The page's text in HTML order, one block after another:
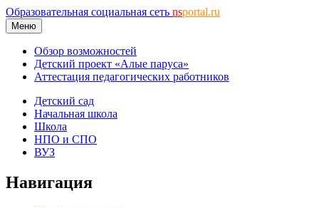
Образовательная социальная сеть nsportal.ru
Меню
Обзор возможностей
Детский проект «Алые паруса»
Аттестация педагогических работников
Детский сад
Начальная школа
Школа
НПО и СПО
ВУЗ
Навигация